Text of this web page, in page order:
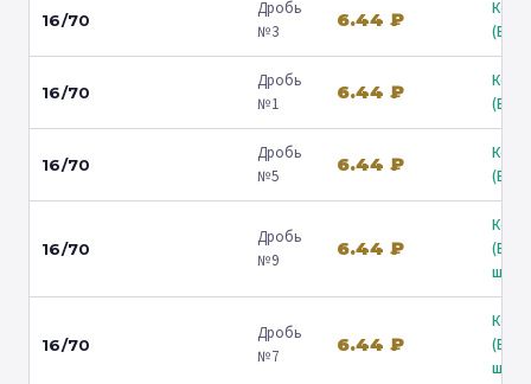
16/70
Дробь
№3
6.44 ₽
16/70
Дробь
№1
6.44 ₽
16/70
Дробь
№5
6.44 ₽
16/70
Дробь
№9
6.44 ₽
ш.) ↗
16/70
Дробь
№7
6.44 ₽
ш.) ↗